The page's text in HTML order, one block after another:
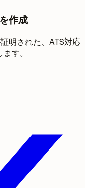
作成
明された、ATS対応
す。